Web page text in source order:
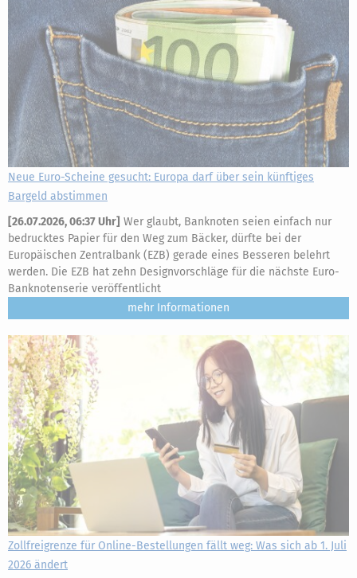
Neue Euro-Scheine gesucht: Europa darf über sein künftiges
Bargeld abstimmen
[26.07.2026, 06:37 Uhr] Wer glaubt, Banknoten seien einfach nur
bedrucktes Papier für den Weg zum Bäcker, dürfte bei der
Europäischen Zentralbank (EZB) gerade eines Besseren belehrt
werden. Die EZB hat zehn Designvorschläge für die nächste Euro-
Banknotenserie veröffentlicht
mehr
Zollfreigrenze für Online-Bestellungen fällt weg: Was sich ab 1. Juli
2026 ändert